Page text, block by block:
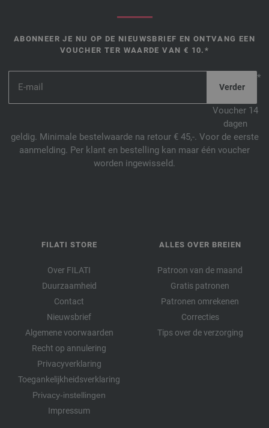
9681-donker blauw | EAN: 4033493394925
9682-donker petrol | EAN: 4033493394932
ABONNEER JE NU OP DE NIEUWSBRIEF EN ONTVANG EEN
VOUCHER TER WAARDE VAN € 10.*
*
Voucher 14
dagen
geldig. Minimale bestelwaarde na retour € 45,-. Voor de eerste
aanmelding. Per klant en bestelling kan maar één voucher
worden ingewisseld.
FILATI STORE
Over FILATI
Duurzaamheid
Contact
Nieuwsbrief
Algemene voorwaarden
Recht op annulering
Privacyverklaring
Toegankelijkheidsverklaring
Privacy-instellingen
Impressum
ALLES OVER BREIEN
Patroon van de maand
Gratis patronen
Patronen omrekenen
Correcties
Tips over de verzorging